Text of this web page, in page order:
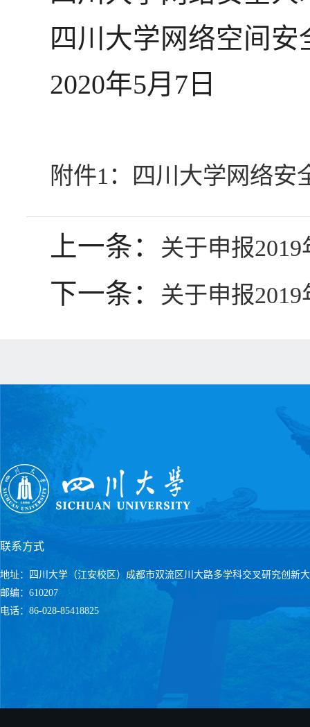
四川大学网络空间安
2020年5月7日
附件1：四川大学网络
上一条： 关于申报
下一条： 关于申报
联系方式
地址：四川大学（江安校区）成都市双流区川大路多学科交叉研究创新
邮编：610207
电话：86-028-85418825